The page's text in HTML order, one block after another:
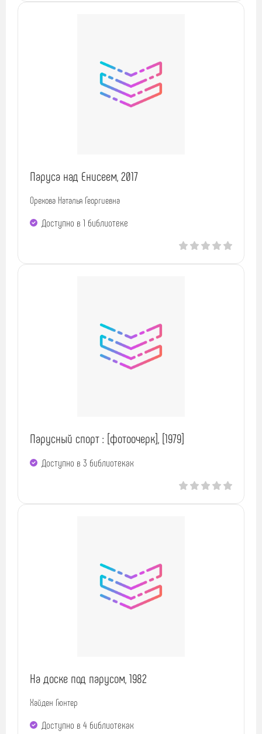
Паруса над Енисеем, 2017
Орехова Наталья Георгиевна
Доступно в 1 библиотекe
Парусный спорт : [фотоочерк], [1979]
Доступно в 3 библиотеках
На доске под парусом, 1982
Хайден Гюнтер
Доступно в 4 библиотеках